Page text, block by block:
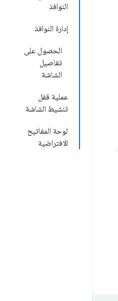
النوافذ
إدارة النوافذ
الحصول على
تفاصيل
الشاشة
عملية قفل
تنشيط الشاشة
لوحة المفاتيح
الافتراضية